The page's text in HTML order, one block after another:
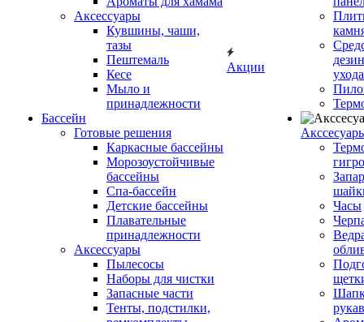
Аксессуары
Кувшины, чаши,
тазы
Пештемаль
Кесе
Мыло и
принадлежности
Бассейн
Готовые решения
Каркасные бассейны
Морозоустойчивые
бассейны
Спа-бассейн
Детские бассейны
Плавательные
принадлежности
Аксессуары
Пылесосы
Наборы для чистки
Запасные части
Тенты, подстилки,
Акции
ухода
Часы